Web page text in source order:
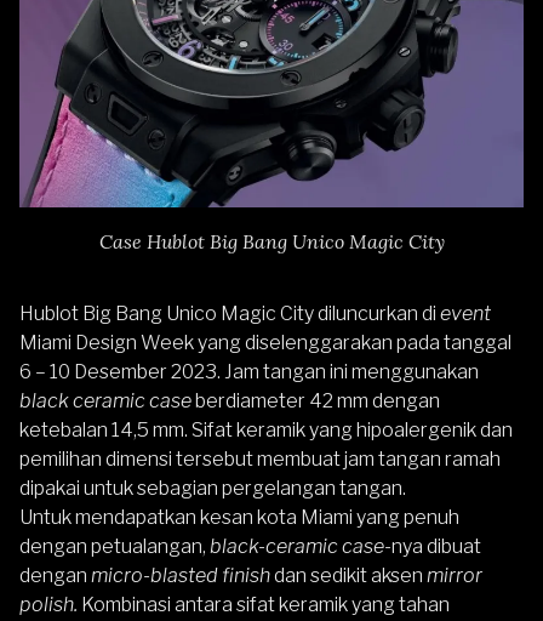
Case Hublot Big Bang Unico Magic City
Hublot Big Bang Unico Magic City diluncurkan di event
Miami Design Week yang diselenggarakan pada tanggal
6 – 10 Desember 2023. Jam tangan ini menggunakan
black ceramic caseberdiameter 42 mm dengan
ketebalan 14,5 mm. Sifat keramik yang hipoalergenik dan
pemilihan dimensi tersebut membuat jam tangan ramah
dipakai untuk sebagian pergelangan tangan.
Untuk mendapatkan kesan kota Miami yang penuh
dengan petualangan, black-ceramic case-nya dibuat
dengan micro-blasted finishdan sedikit aksen mirror
polish. Kombinasi antara sifat keramik yang tahan